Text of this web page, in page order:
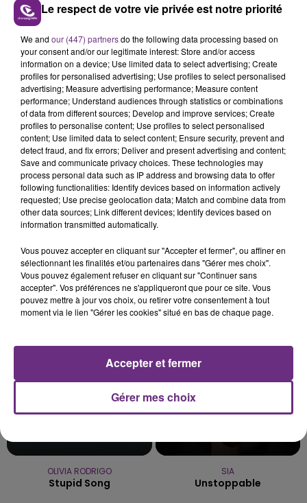
LE MAGASIN JOUÉCLUB DE REIMS FERME
SES PORTES
C'était l'une des institutions du centre-ville
rémois. Le magasin JouéClub est contraint de
fermer ses portes.
TITRES DIFFUSÉS
6h37
6h37
SHAKIRA FEAT. BURNA BOY
Dai Dai
6h30
6h30
DIDO
White Flag
OLIVIA RODRIGO
Stupid Song
SIA
Unstoppable
Le respect de votre vie privée est notre priorité
We and our (447) partnersdo the following data processing based on
your consent and/or our legitimate interest: Store and/or access
information on a device; Use limited data to select advertising; Create
profiles for personalised advertising; Use profiles to select personalised
advertising; Measure advertising performance; Measure content
performance; Understand audiences through statistics or combinations
of data from different sources; Develop and improve services; Create
profiles to personalise content; Use profiles to select personalised
content; Use limited data to select content; Ensure security, prevent and
detect fraud, and fix errors; Deliver and present advertising and content;
Save and communicate privacy choices. These technologies may
process personal data such as IP address and browsing data to offer
following functionalities: Identify devices based on information actively
requested; Use precise geolocation data; Match and combine data from
other data sources; Link different devices; Identify devices based on
information transmitted automatically.
Vous pouvez accepter en cliquant sur "Accepter et fermer", ou affiner en
sélectionnant les finalités et/ou partenaires dans "Gérer mes choix".
Vous pouvez également refuser en cliquant sur "Continuer sans
accepter". Vos préférences ne s'appliqueront que pour ce site. Vous
pouvez mettre à jour vos choix, ou retirer votre consentement à tout
moment via le lien "Gérer les cookies" situé en bas de chaque page.
Gérer mes choix
Accepter et fermer